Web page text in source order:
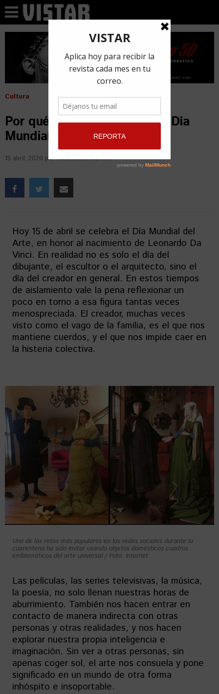
Cultura
Por qué es tan especial este Día
Mundial del Arte
15 abril, 2020 porRedacción VISTAR
Hoy 15 de abril se celebra el Día Mundial del
Arte, en honor al nacimiento de Leonardo Da
Vinci. En realidad no es solo el día del
dibujante, el escultor o el arquitecto, sino el
día del creador en general. En estos tiempos
de aislamiento vale la pena reflexionar un
poco en torno a esa figura tantas veces
menospreciada. El creador, muchas veces
visto como el vago de la familia, es el que nos
mantiene cuerdos, y el que nos impide caer en
la histeria colectiva.
Uno de los retos más populares en las redes sociales durante la
cuarentena ha sido imitar usando objetos domésticos cuadros
emblemáticos del arte universal / Foto: Internet
Las películas, las series televisivas, la música,
la poesía, no solo llenan nuestras horas de
aburrimiento. También nos hacen entrar en
contacto de manera indirecta con otras
personas y otras realidades, y nos hacen
explorar nuestra propia inteligencia e
imaginación. Sin ver a otras personas, sin
apenas coger sol, el arte nos consuela y pone
significado en un mundo de otra forma
inhóspito e insoportable.